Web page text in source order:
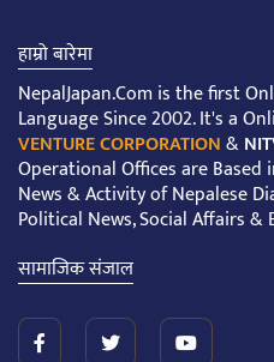
हाम्रो बारेमा
NepalJapan.Com is the first
Language Since 2002. It's a
VENTURE CORPORATION&
Operational Offices are Based
News & Activity of Nepalese
Political News, Social Affairs
सामाजिक संजाल